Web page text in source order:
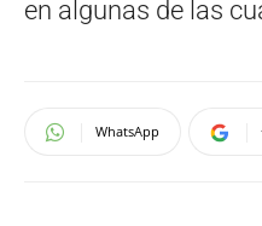
en algunas de las
WhatsApp